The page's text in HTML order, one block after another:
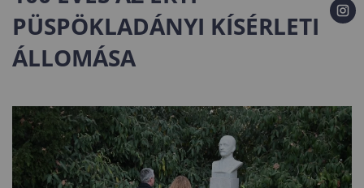
PÜSPÖKLADÁNYI KÍSÉRLETI
ÁLLOMÁSA